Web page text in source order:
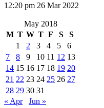
12:20 pm 26 Mar 2022
May 2018
M T W T F S
S
1
2 3 4 5
6
7
8 9 10 11 12 13
14 15 16 17 18 19 20
21 22 23 24 25 26 27
28 29 30 31
« Apr
Jun »